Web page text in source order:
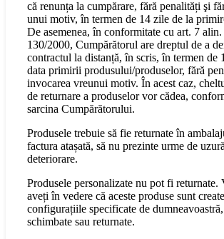
că renunța la cumpărare, fără penalități şi
unui motiv, în termen de 14 zile de la
De asemenea, în conformitate cu art. 7
130/2000, Cumpărătorul are dreptul de a
contractul la distanță, în scris, în termen de
data primirii produsului/produselor, fără
invocarea vreunui motiv. În acest caz,
de returnare a produselor vor cădea,
sarcina Cumpărătorului.
Produsele trebuie să fie returnate în
factura atașată, să nu prezinte urme de
deteriorare.
Produsele personalizate nu pot fi returnate.
aveți în vedere că aceste produse sunt
configurațiile specificate de
schimbate sau returnate.